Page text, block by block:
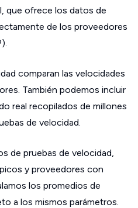
que ofrece los datos de
de los proveedores
comparan las velocidades
También podemos incluir
real recopilados de millones
de velocidad.
de pruebas de velocidad,
y proveedores con
los promedios de
a los mismos parámetros.